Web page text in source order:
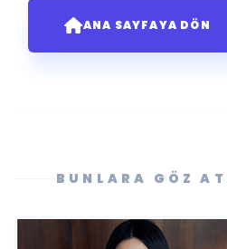
ANA SAYFAYA DÖN
BUNLARA GÖZ